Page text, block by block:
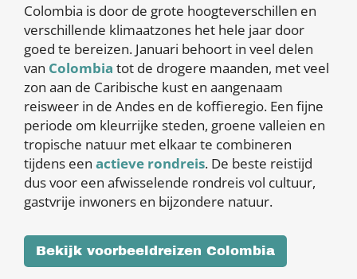
Colombia is door de grote hoogteverschillen en
verschillende klimaatzones het hele jaar door
goed te bereizen. Januari behoort in veel delen
van Colombia tot de drogere maanden, met veel
zon aan de Caribische kust en aangenaam
reisweer in de Andes en de koffieregio. Een fijne
periode om kleurrijke steden, groene valleien en
tropische natuur met elkaar te combineren
tijdens een actieve rondreis. De beste reistijd
dus voor een afwisselende rondreis vol cultuur,
gastvrije inwoners en bijzondere natuur.
Bekijk voorbeeldreizen Colombia